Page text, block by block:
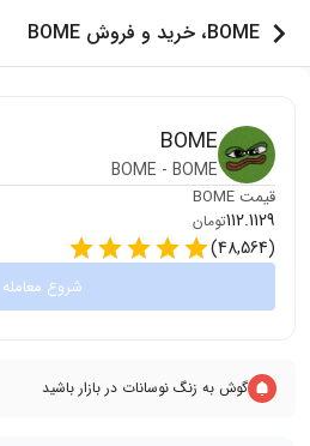
BOME، خرید و فروش BOME
BOME
BOME - BOME
قیمت BOME
112.1129تومان
(
48,564
)
شروع معامله
گوش به زنگ نوسانات در بازار باشید